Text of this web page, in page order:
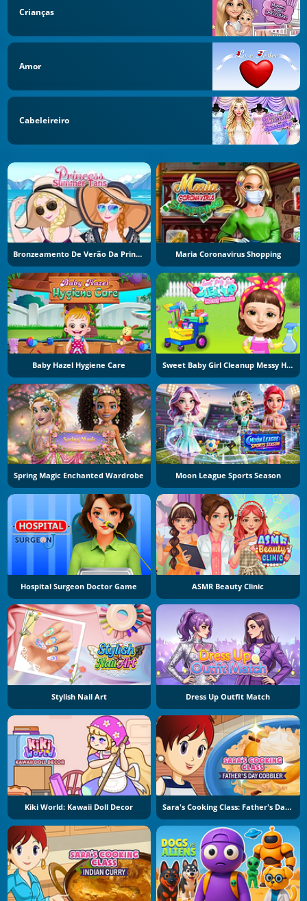
Crianças
Amor
Cabeleireiro
Bronzeamento De Verão Da Princesa Maria Coronavirus Shopping
Baby Hazel Hygiene Care Sweet Baby Girl Cleanup Messy House
Spring Magic Enchanted Wardrobe Moon League Sports Season
Hospital Surgeon Doctor Game ASMR Beauty Clinic
Stylish Nail Art Dress Up Outfit Match
Kiki World: Kawaii Doll Decor Sara's Cooking Class: Father's Day Cobbler